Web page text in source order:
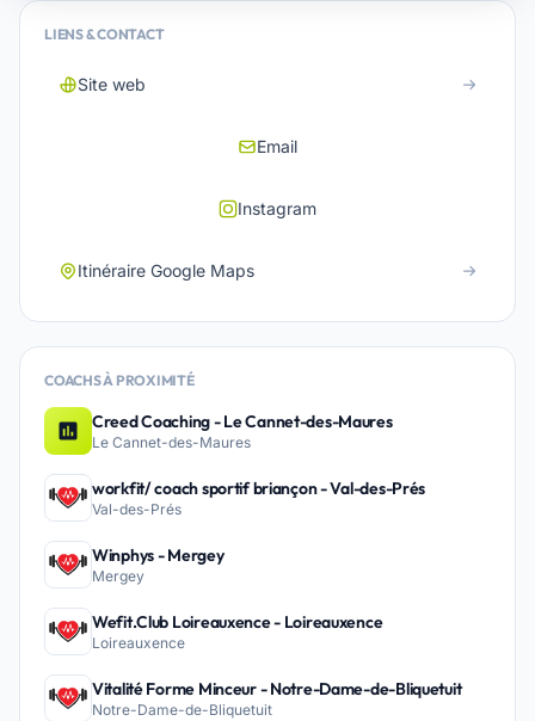
LIENS & CONTACT
Site web
Email
Instagram
Itinéraire Google Maps
COACHS À PROXIMITÉ
Creed Coaching - Le Cannet-des-Maures
Le Cannet-des-Maures
workfit/ coach sportif briançon - Val-des-Prés
Val-des-Prés
Winphys - Mergey
Mergey
Wefit.Club Loireauxence - Loireauxence
Loireauxence
Vitalité Forme Minceur - Notre-Dame-de-Bliquetuit
Notre-Dame-de-Bliquetuit